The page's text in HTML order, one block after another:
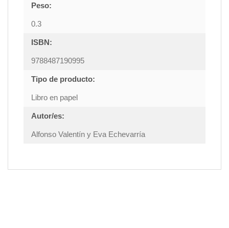
Peso:
0.3
ISBN:
9788487190995
Tipo de producto:
Libro en papel
Autor/es:
Alfonso Valentín y Eva Echevarría